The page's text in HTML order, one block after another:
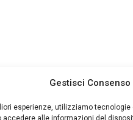
Gestisci Consenso
esperienze, utilizziamo tecnologie
alle informazioni del